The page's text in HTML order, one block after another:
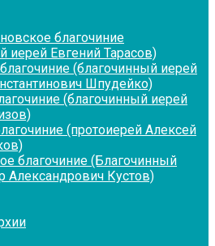
благочиние
иерей Евгений Тарасов)
(благочинный иерей
Шпудейко)
(благочинный иерей
(протоиерей Алексей
благочиние (Благочинный
Александрович Кустов)